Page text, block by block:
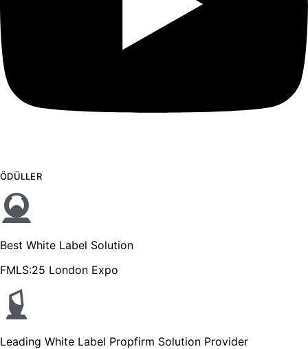
ÖDÜLLER
Best White Label Solution
FMLS:25 London Expo
Leading White Label Propfirm Solution Provider